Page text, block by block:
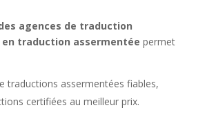
agences de traduction
en traduction assermentée permet
traductions assermentées fiables,
certifiées au meilleur prix.